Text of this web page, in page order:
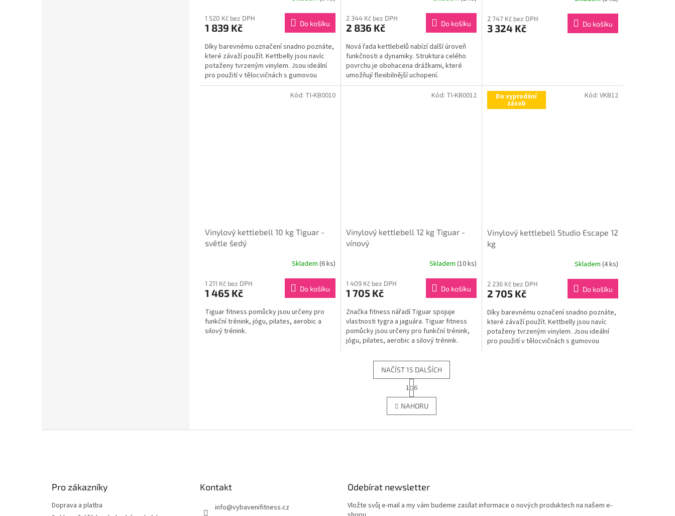
1 520 Kč bez DPH
1 839 Kč Do košíku
Díky barevnému označení snadno poznáte,
které závaží použít. Kettbelly jsou navíc
potaženy tvrzeným vinylem. Jsou ideální
pro použití v tělocvičnách s gumovou
podlahou.
2 344 Kč bez DPH
2 836 Kč Do košíku
Nová řada kettlebelů nabízí další úroveň
funkčnosti a dynamiky. Struktura celého
povrchu je obohacena drážkami, které
umožňují flexibilnější uchopení.
Chromované madlo je...
2 747 Kč bez DPH
3 324 Kč Do košíku
Vinylový kettlebell 10 kg Tiguar -
světle šedý
Skladem (6 ks)
1 211 Kč bez DPH
1 465 Kč Do košíku
Tiguar fitness pomůcky jsou určeny pro
funkční trénink, jógu, pilates, aerobic a
silový trénink.
Kód: TI-KB0010
Vinylový kettlebell 12 kg Tiguar -
vínový
Skladem (10 ks)
1 409 Kč bez DPH
1 705 Kč Do košíku
Značka fitness nářadí Tiguar spojuje
vlastnosti tygra a jaguára. Tiguar fitness
pomůcky jsou určeny pro funkční trénink,
jógu, pilates, aerobic a silový trénink.
Kód: TI-KB0012 Do vyprodání
zásob
Vinylový kettlebell Studio Escape 12
kg
Skladem (4 ks)
2 236 Kč bez DPH
2 705 Kč Do košíku
Díky barevnému označení snadno poznáte,
které závaží použít. Kettbelly jsou navíc
potaženy tvrzeným vinylem. Jsou ideální
pro použití v tělocvičnách s gumovou
Kód: VKB12
O
v
l
d
v
y
NAČÍST 15 DALŠÍCH
t
r
á
n
1 6
NAHORU
Pro zákazníky
Doprava a platba
Kontakt
info@vybavenifitness.cz
Odebírat newsletter
Vložte svůj e-mail a my vám budeme zasílat informace o nových produktech na našem e-